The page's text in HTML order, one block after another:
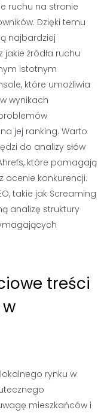
ruchu na stronie
Dzięki temu
najbardziej
źródła ruchu
istotnym
które umożliwia
wynikach
jej ranking. Warto
do analizy słów
które pomagają
ocenie konkurencji.
takie jak Screaming
analizę struktury
treści
rynku w
mieszkańców i